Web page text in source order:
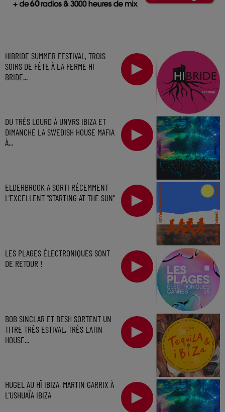
HIBRIDE SUMMER FESTIVAL, TROIS
SOIRS DE FÊTE À LA FERME HI
BRIDE...
DU TRÈS LOURD À UNVRS IBIZA ET
DIMANCHE LA SWEDISH HOUSE MAFIA
À...
ELDERBROOK A SORTI RÉCEMMENT
L'EXCELLENT "STARTING AT THE SUN"
LES PLAGES ÉLECTRONIQUES SONT
DE RETOUR !
BOB SINCLAR ET BESH SORTENT UN
TITRE TRÈS ESTIVAL, TRÈS LATIN
HOUSE...
HUGEL AU HÏ IBIZA, MARTIN GARRIX À
L'USHUAÏA IBIZA